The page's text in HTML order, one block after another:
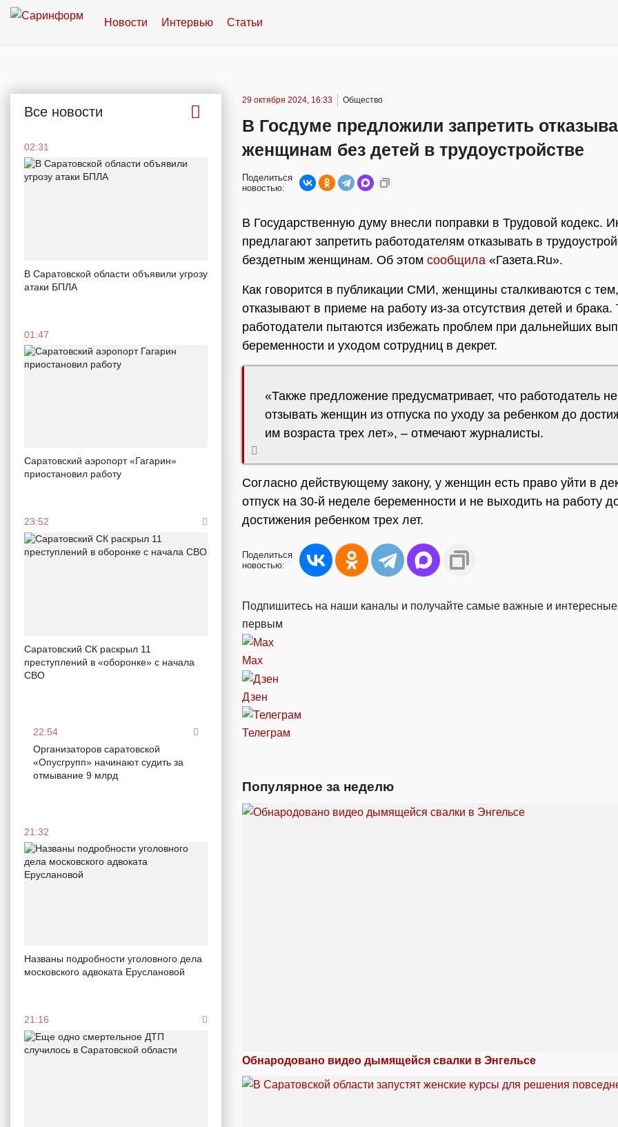
Новости Интервью Статьи
Все новости
02:31
В Саратовской области объявили угрозу
атаки БПЛА
01:47
Саратовский аэропорт «Гагарин»
приостановил работу
23:52
Саратовский СК раскрыл 11
преступлений в «оборонке» с начала
СВО
22:54
Организаторов саратовской
«Опусгрупп» начинают судить за
отмывание 9 млрд
21:32
Названы подробности уголовного дела
московского адвоката Еруслановой
21:16
29 октября 2024, 16:33 Общество
В Госдуме предложили запретить
женщинам без детей в трудоустройстве
Поделиться
новостью:
В Государственную думу внесли поправки в Трудовой кодекс.
предлагают запретить работодателям отказывать в
бездетным женщинам. Об этом сообщила «Газета.Ru».
Как говорится в публикации СМИ, женщины сталкиваются с
отказывают в приеме на работу из-за отсутствия детей и брака.
работодатели пытаются избежать проблем при дальнейших
беременности и уходом сотрудниц в декрет.
«Также предложение предусматривает, что работодатель
отзывать женщин из отпуска по уходу за ребенком до
им возраста трех лет», – отмечают журналисты.
Согласно действующему закону, у женщин есть право уйти в
отпуск на 30-й неделе беременности и не выходить на работу
достижения ребенком трех лет.
Поделиться
новостью:
Подпишитесь на наши каналы и получайте самые важные и интересные
первым
Max
Дзен
Телеграм
Популярное за неделю
Обнародовано видео дымящейся свалки в Энгельсе